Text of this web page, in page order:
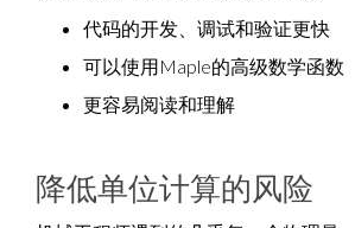
代码的开发、调试和验证更快
可以使用Maple的高级数学函数
更容易阅读和理解
降低单位计算的风险